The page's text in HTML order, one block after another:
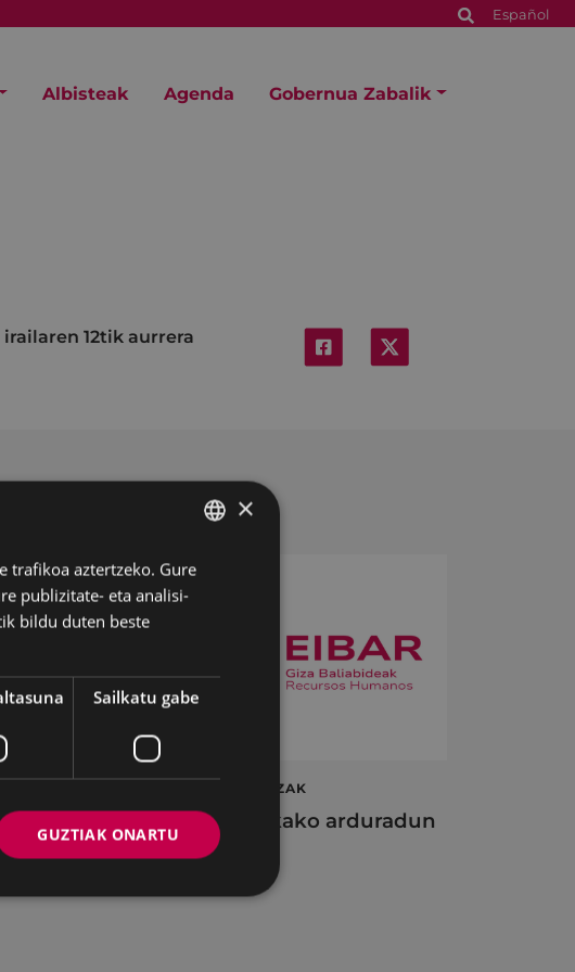
Español
Albisteak Agenda Gobernua Zabalik
12tik aurrera
LAN ESKAINTZAK
Informatikako arduradun
plaza
BASQUE
SPANISH
×
trafikoa aztertzeko. Gure
publizitate- eta analisi-
bildu duten beste
Sailkatu gabe
GUZTIAK ONARTU